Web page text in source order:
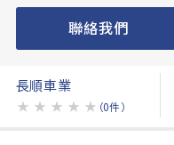
聯絡我們
長順車業
★ ★ ★ ★ ★ （0件）